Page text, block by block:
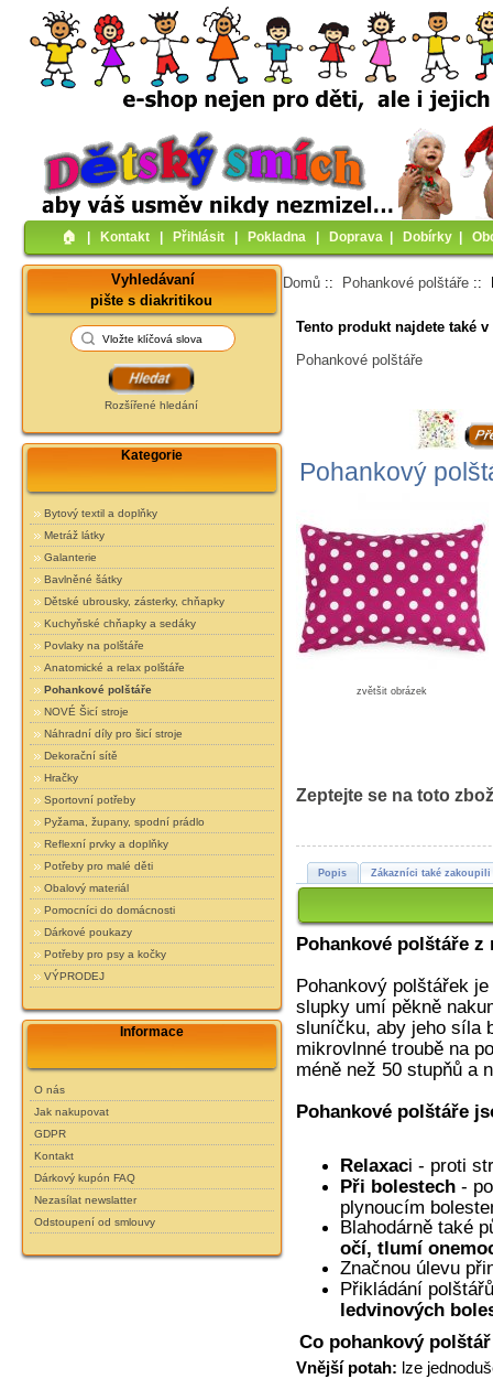
🏠︎ Kontakt Přihlásit Pokladna Doprava Dobírky
Vyhledávaní
pište s diakritikou
Rozšířené hledání
Kategorie
Bytový textil a doplňky
Metráž látky
Galanterie
Bavlněné šátky
Dětské ubrousky, zásterky, chňapky
Kuchyňské chňapky a sedáky
Povlaky na polštáře
Anatomické a relax polštáře
Pohankové polštáře
NOVÉ Šicí stroje
Náhradní díly pro šicí stroje
Dekorační sítě
Hračky
Sportovní potřeby
Pyžama, župany, spodní prádlo
Reflexní prvky a doplňky
Potřeby pro malé děti
Obalový materiál
Pomocníci do domácnosti
Dárkové poukazy
Potřeby pro psy a kočky
VÝPRODEJ
Informace
O nás
Jak nakupovat
GDPR
Kontakt
Dárkový kupón FAQ
Nezasílat newslatter
Odstoupení od smlouvy
Domů :: Pohankové polštáře ::
Tento produkt najdete také
Pohankové polštáře
Pohankový
zvětšit obrázek
Zeptejte se na toto
Popis Zákazníci také zakoupili
Pohankové polštáře
Pohankový polštářek
slupky umí pěkně
sluníčku, aby jeho síla
mikrovlnné troubě na
méně než 50 stupňů a
Pohankové polštáře
Relaxaci - proti
Při bolestech -
plynoucím
Blahodárně také
očí, tlumí
Značnou úlevu
Přikládání
ledvinových
Co pohankový
Vnější potah: lze